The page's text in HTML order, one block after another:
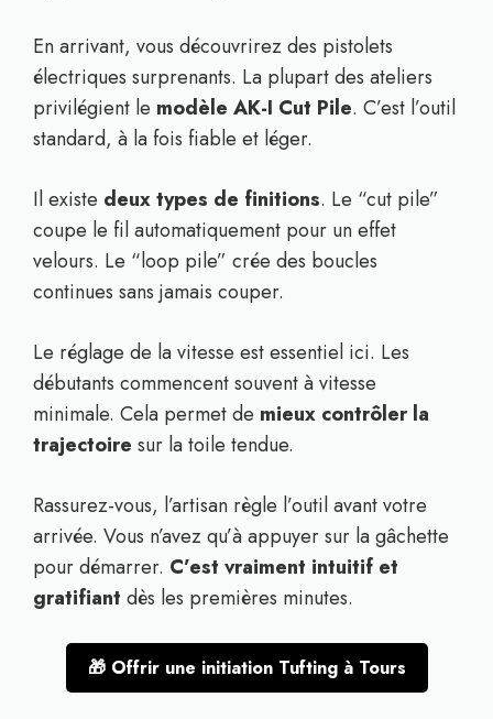
En arrivant, vous découvrirez des pistolets
électriques surprenants. La plupart des ateliers
privilégient le modèle AK-I Cut Pile. C’est l’outil
standard, à la fois fiable et léger.
Il existe deux types de finitions. Le “cut pile”
coupe le fil automatiquement pour un effet
velours. Le “loop pile” crée des boucles
continues sans jamais couper.
Le réglage de la vitesse est essentiel ici. Les
débutants commencent souvent à vitesse
minimale. Cela permet de mieux contrôler la
trajectoire sur la toile tendue.
Rassurez-vous, l’artisan règle l’outil avant votre
arrivée. Vous n’avez qu’à appuyer sur la gâchette
pour démarrer. C’est vraiment intuitif et
gratifiant dès les premières minutes.
🎁 Offrir une initiation Tufting à Tours